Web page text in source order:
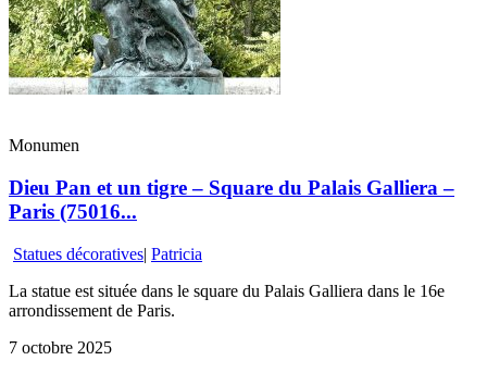
Monumen
Dieu Pan et un tigre – Square du Palais Galliera –
Paris (75016...
Statues décoratives| Patricia
La statue est située dans le square du Palais Galliera dans le 16e
arrondissement de Paris.
7 octobre 2025